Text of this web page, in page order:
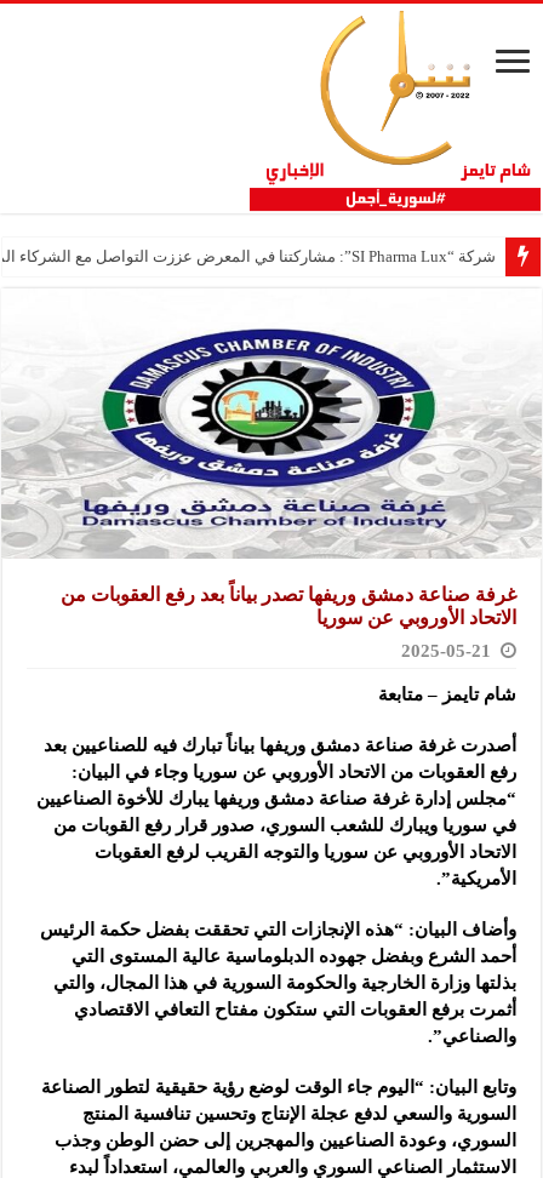
شركة “SI Pharma Lux”: مشاركتنا في المعرض عززت التواصل مع الشركاء المحليين والدوليين
غرفة صناعة دمشق وريفها تصدر بياناً بعد رفع العقوبات من
الاتحاد الأوروبي عن سوريا
2025-05-21
شام تايمز – متابعة
أصدرت غرفة صناعة دمشق وريفها بياناً تبارك فيه للصناعيين بعد
رفع العقوبات من الاتحاد الأوروبي عن سوريا وجاء في البيان:
“مجلس إدارة غرفة صناعة دمشق وريفها يبارك للأخوة الصناعيين
في سوريا ويبارك للشعب السوري، صدور قرار رفع القوبات من
الاتحاد الأوروبي عن سوريا والتوجه القريب لرفع العقوبات
الأمريكية”.
وأضاف البيان: “هذه الإنجازات التي تحققت بفضل حكمة الرئيس
أحمد الشرع وبفضل جهوده الدبلوماسية عالية المستوى التي
بذلتها وزارة الخارجية والحكومة السورية في هذا المجال، والتي
أثمرت برفع العقوبات التي ستكون مفتاح التعافي الاقتصادي
والصناعي”.
وتابع البيان: “اليوم جاء الوقت لوضع رؤية حقيقية لتطور الصناعة
السورية والسعي لدفع عجلة الإنتاج وتحسين تنافسية المنتج
السوري، وعودة الصناعيين والمهجرين إلى حضن الوطن وجذب
الاستثمار الصناعي السوري والعربي والعالمي، استعداداً لبدء